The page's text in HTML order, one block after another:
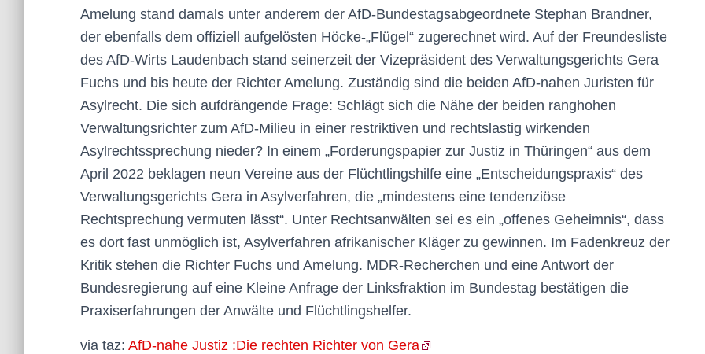
Amelung stand damals unter anderem der AfD-Bundestagsabgeordnete Stephan Brandner,
der ebenfalls dem offiziell aufgelösten Höcke-„Flügel“ zugerechnet wird. Auf der Freundesliste
des AfD-Wirts Laudenbach stand seinerzeit der Vizepräsident des Verwaltungsgerichts Gera
Fuchs und bis heute der Richter Amelung. Zuständig sind die beiden AfD-nahen Juristen für
Asylrecht. Die sich aufdrängende Frage: Schlägt sich die Nähe der beiden ranghohen
Verwaltungsrichter zum AfD-Milieu in einer restriktiven und rechtslastig wirkenden
Asylrechtssprechung nieder? In einem „Forderungspapier zur Justiz in Thüringen“ aus dem
April 2022 beklagen neun Vereine aus der Flüchtlingshilfe eine „Entscheidungspraxis“ des
Verwaltungsgerichts Gera in Asylverfahren, die „mindestens eine tendenziöse
Rechtsprechung vermuten lässt“. Unter Rechtsanwälten sei es ein „offenes Geheimnis“, dass
es dort fast unmöglich ist, Asylverfahren afrikanischer Kläger zu gewinnen. Im Fadenkreuz der
Kritik stehen die Richter Fuchs und Amelung. MDR-Recherchen und eine Antwort der
Bundesregierung auf eine Kleine Anfrage der Linksfraktion im Bundestag bestätigen die
Praxiserfahrungen der Anwälte und Flüchtlingshelfer.
via taz: AfD-nahe Justiz :Die rechten Richter von Gera